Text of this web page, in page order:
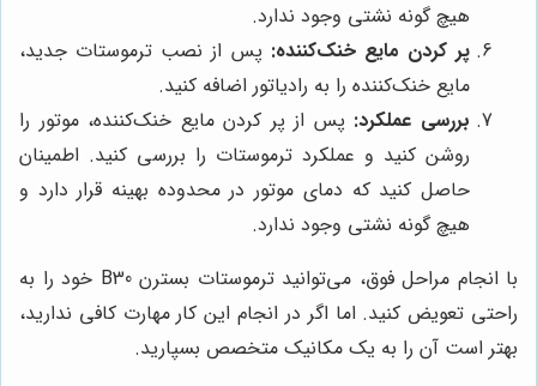
هیچ گونه نشتی وجود ندارد.
پر کردن مایع خنک‌کننده: پس از نصب ترموستات جدید،
مایع خنک‌کننده را به رادیاتور اضافه کنید.
بررسی عملکرد: پس از پر کردن مایع خنک‌کننده، موتور را
روشن کنید و عملکرد ترموستات را بررسی کنید. اطمینان
حاصل کنید که دمای موتور در محدوده بهینه قرار دارد و
هیچ گونه نشتی وجود ندارد.
با انجام مراحل فوق، می‌توانید ترموستات بسترن B30 خود را به
راحتی تعویض کنید. اما اگر در انجام این کار مهارت کافی ندارید،
بهتر است آن را به یک مکانیک متخصص بسپارید.